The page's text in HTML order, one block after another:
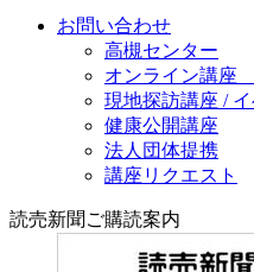
お問い合わせ
高槻センター
オンライン講座
現地探訪講座 / イ
健康公開講座
法人団体提携
講座リクエスト
読売新聞ご購読案内